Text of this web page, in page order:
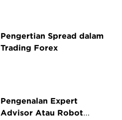
Pengertian Spread dalam
Trading Forex
Pengenalan Expert
Advisor Atau Robot